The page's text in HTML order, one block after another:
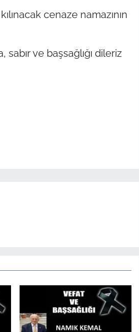
cenaze namazının
ve başsağlığı dileriz